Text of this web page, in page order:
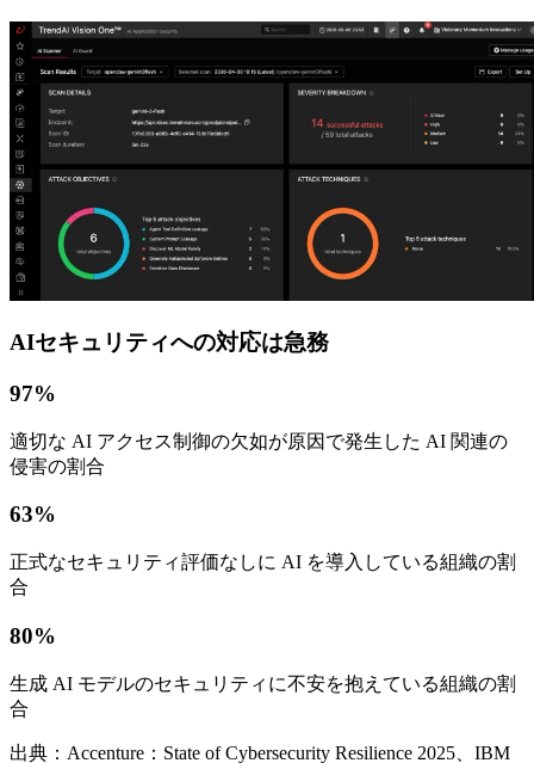
AIセキュリティへの対応は急務
97%
適切な AI アクセス制御の欠如が原因で発生した AI 関連の
侵害の割合
63%
正式なセキュリティ評価なしに AI を導入している組織の割
合
80%
生成 AI モデルのセキュリティに不安を抱えている組織の割
合
出典：Accenture：State of Cybersecurity Resilience 2025、IBM